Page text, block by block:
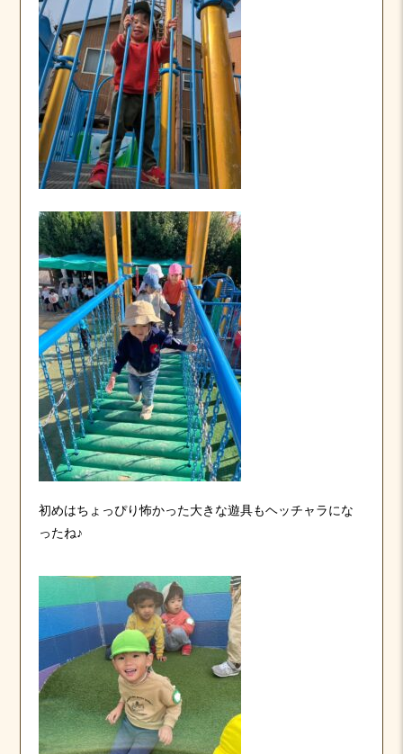
初めはちょっぴり怖かった大きな遊具もヘッチャラにな
ったね♪